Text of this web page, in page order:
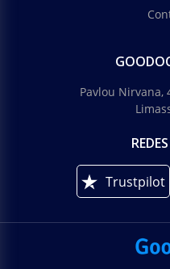
Pavlou Nirvana,
Trustpilot